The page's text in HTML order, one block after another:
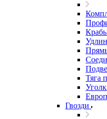
Тяга
Гвозди